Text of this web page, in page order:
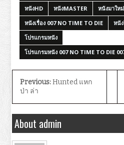
หนังHD
หนังMASTER
หนังมาให
หนังเรื่อง 007 NO TIME TO DIE
หนั
โปรแกรมหนัง
โปรแกรมหนัง 007 NO TIME TO DIE
Previous:Hunted แหก
ป่า ล่า
About admin